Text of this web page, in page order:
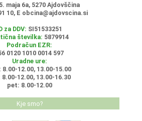
maja 6a, 5270 Ajdovščina
10, E obcina@ajdovscina.si
za DDV: SI51533251
številka: 5879914
Podračun EZR:
0120 1010 0014 597
Uradne ure:
8.00-12.00, 13.00-15.00
8.00-12.00, 13.00-16.30
pet: 8.00-12.00
Kje smo?